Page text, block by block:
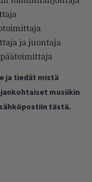
ja juontaja
ja tiedät mistä
musiikin
tästä.